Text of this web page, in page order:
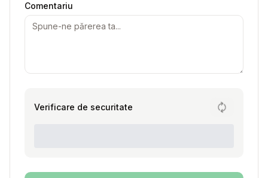
Comentariu
Verificare de securitate